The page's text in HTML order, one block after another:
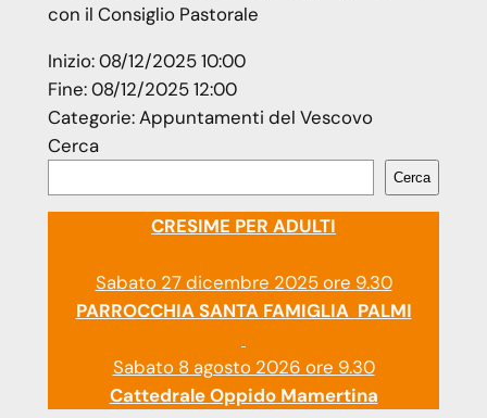
con il Consiglio Pastorale
Inizio:08/12/2025 10:00
Fine:08/12/2025 12:00
Categorie:Appuntamenti del Vescovo
Cerca
Cerca
CRESIME PER ADULTI
Sabato 27 dicembre 2025 ore 9.30
PARROCCHIA SANTA FAMIGLIA PALMI
Sabato 8 agosto 2026 ore 9.30
Cattedrale Oppido Mamertina